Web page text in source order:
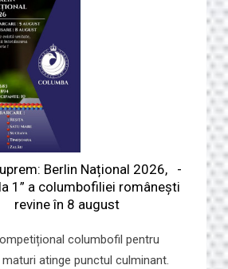
Berlin Național 2026, -
1” a columbofiliei româneşti
revine în 8 august
columbofil pentru
atinge punctul culminant.